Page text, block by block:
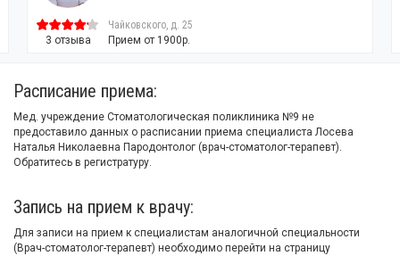
3 отзыва
Чайковского, д. 25
Прием от 1900р.
Расписание приема:
Мед. учреждение Стоматологическая поликлиника №9 не
предоставило данных о расписании приема специалиста Лосева
Наталья Николаевна Пародонтолог (врач-стоматолог-терапевт).
Обратитесь в регистратуру.
Запись на прием к врачу:
Для записи на прием к специалистам аналогичной специальности
(Врач-стоматолог-терапевт) необходимо перейти на страницу